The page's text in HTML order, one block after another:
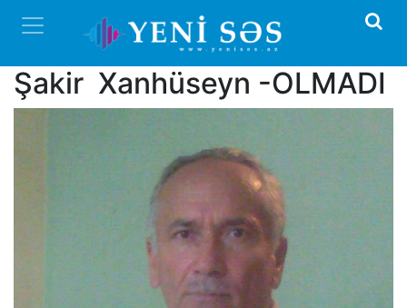
Şakir Xanhüseyn -OLMADI